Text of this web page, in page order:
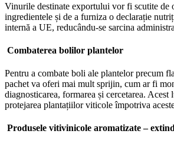
Vinurile destinate exportului vor fi scutite de
ingredientele și de a furniza o declarație
internă a UE, reducându-se sarcina
Combaterea bolilor plantelor
Pentru a combate boli ale plantelor precum
pachet va oferi mai mult sprijin, cum ar fi
diagnosticarea, formarea și cercetarea.
protejarea plantațiilor viticole împotriva
Produsele vitivinicole aromatizate –